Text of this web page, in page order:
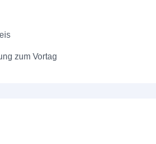
zum Vortag